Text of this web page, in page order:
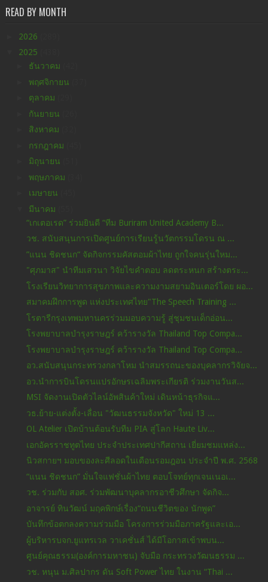
READ BY MONTH
2026
2025
ธันวาคม
พฤศจิกายน
ตุลาคม
กันยายน
สิงหาคม
กรกฎาคม
มิถุนายน
พฤษภาคม
เมษายน
มีนาคม
“เกเตอเรด” ร่วมยินดี “ทีม Buriram United Academy B...
วช. สนับสนุนการเปิดศูนย์การเรียนรู้นวัตกรรมโดรน ณ ...
”แนน ชิดชนก“ จัดกิจกรรมคัสตอมผ้าไทย ถูกใจคนรุ่นใหม...
"ศุภมาส" นำทีมเสวนา วิจัยไขคำตอบ ลดตระหนก สร้างตระ...
โรงเรียนวิทยาการสุขภาพและความงามสยามอินเตอร์โดย ผอ...
สมาคมฝึกการพูด แห่งประเทศไทย"The Speech Training ...
โรตารีกรุงเทพมหานครร่วมมอบความรู้ สู่ชุมชนเด็กอ่อน...
โรงพยาบาลบำรุงราษฎร์ คว้ารางวัล Thailand Top Compa...
โรงพยาบาลบำรุงราษฎร์ คว้ารางวัล Thailand Top Compa...
อว.สนับสนุนกระทรวงกลาโหม นำสมรรถนะของบุคลากรวิจัยจ...
อว.นำการบินโดรนแปรอักษรเฉลิมพระเกียรติ ร่วมงานวันส...
MSI จัดงานเปิดตัวไลน์อัพสินค้าใหม่ เดินหน้าธุรกิจแ...
วธ.ย้าย-แต่งตั้ง-เลื่อน "วัฒนธรรมจังหวัด" ใหม่ 13 ...
OL Atelier เปิดบ้านต้อนรับทีม PIA สู่โลก Haute Liv...
เอกอัครราชทูตไทย ประจำประเทศปากีสถาน เยี่ยมชมแหล่ง...
นิวสกายฯ มอบของละศีลอดในเดือนรอมฎอน ประจำปี พ.ศ. 2568
“แนน ชิดชนก” มั่นใจแฟชั่นผ้าไทย ตอบโจทย์ทุกเจนเนอเ...
วช. ร่วมกับ สอศ. ร่วมพัฒนาบุคลากรอาชีวศึกษา จัดกิจ...
อาจารย์ ทินวัฒน์ มฤคพิกษ์เรื่อง“ถนนชีวิตของ นักพูด”
บันทึกข้อตกลงความร่วมมือ โครงการร่วมมือภาครัฐและเอ...
ผู้บริหารบจก.ยูแทรเวล วาเคชั่นส์ ได้มีโอกาสเข้าพบน...
ศูนย์คุณธรรม(องค์การมหาชน) จับมือ กระทรวงวัฒนธรรม ...
วช. หนุน ม.ศิลปากร ดัน Soft Power ไทย ในงาน “Thai ...